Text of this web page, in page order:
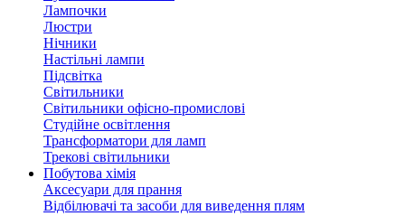
Лампочки
Люстри
Нічники
Настільні лампи
Підсвітка
Світильники
Світильники офісно-промислові
Студійне освітлення
Трансформатори для ламп
Трекові світильники
Побутова хімія
Аксесуари для прання
Відбілювачі та засоби для виведення плям